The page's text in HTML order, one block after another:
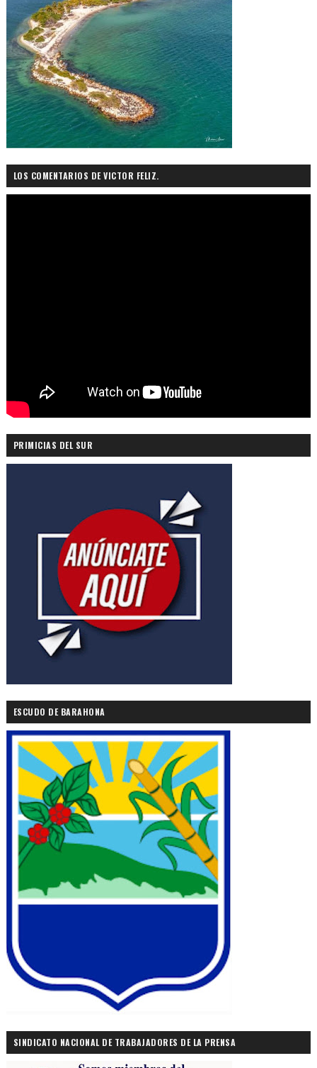
LOS COMENTARIOS DE VICTOR FELIZ.
PRIMICIAS DEL SUR
ESCUDO DE BARAHONA
SINDICATO NACIONAL DE TRABAJADORES DE LA PRENSA